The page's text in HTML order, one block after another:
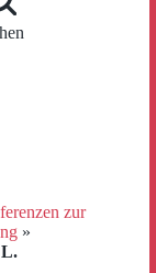
zur
»
L.